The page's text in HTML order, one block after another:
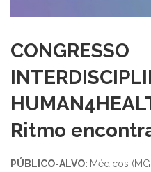
CONGRESSO
Ritmo
PÚBLICO-ALVO: Médicos